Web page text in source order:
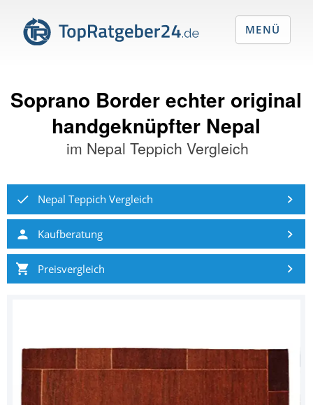
Soprano Border echter original
handgeknüpfter Nepal
im Nepal Teppich Vergleich
Nepal Teppich Vergleich
Kaufberatung
Preisvergleich
MENÜ